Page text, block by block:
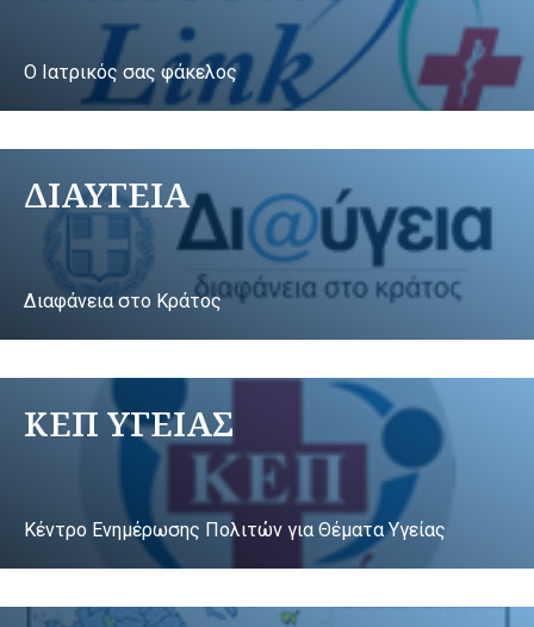
Ο Ιατρικός σας φάκελος
ΔΙΑΥΓΕΙΑ
Διαφάνεια στο Κράτος
ΚΕΠ ΥΓΕΙΑΣ
Κέντρο Ενημέρωσης Πολιτών για Θέματα Υγείας